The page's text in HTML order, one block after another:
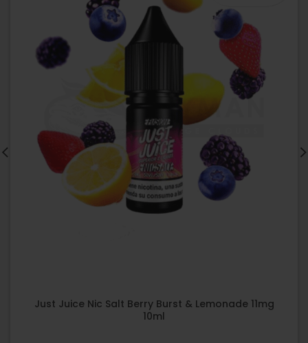
Just Juice Nic Salt Berry Burst & Lemonade 11mg
10ml